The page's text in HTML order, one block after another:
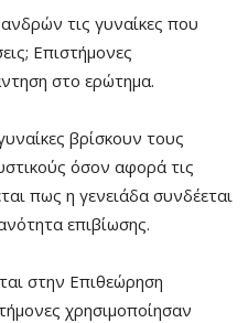
τις γυναίκες που
Επιστήμονες
στο ερώτημα.
βρίσκουν τους
όσον αφορά τις
πως η γενειάδα συνδέεται
επιβίωσης.
στην Επιθεώρηση
χρησιμοποίησαν